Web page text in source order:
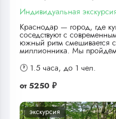
Индивидуальная
Краснодар — город, где
соседствуют с
южный ритм смешивается
миллионника. Мы пройдём
🕐 1.5 часа, до 1 чел.
от 5250 ₽
экскурсия